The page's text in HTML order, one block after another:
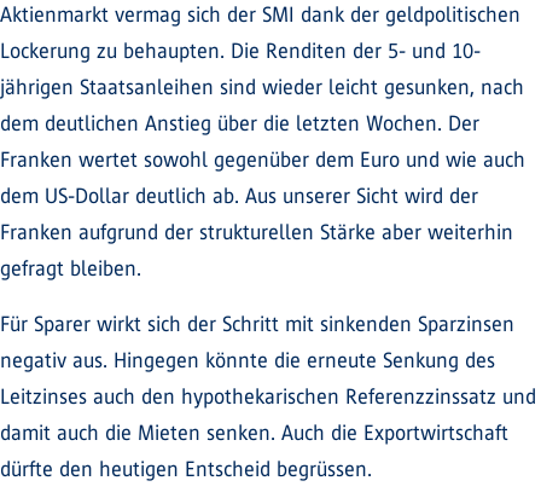
Aktienmarkt vermag sich der SMI dank der geldpolitischen
Lockerung zu behaupten. Die Renditen der 5- und 10-
jährigen Staatsanleihen sind wieder leicht gesunken, nach
dem deutlichen Anstieg über die letzten Wochen. Der
Franken wertet sowohl gegenüber dem Euro und wie auch
dem US-Dollar deutlich ab. Aus unserer Sicht wird der
Franken aufgrund der strukturellen Stärke aber weiterhin
gefragt bleiben.
Für Sparer wirkt sich der Schritt mit sinkenden Sparzinsen
negativ aus. Hingegen könnte die erneute Senkung des
Leitzinses auch den hypothekarischen Referenzzinssatz und
damit auch die Mieten senken. Auch die Exportwirtschaft
dürfte den heutigen Entscheid begrüssen.